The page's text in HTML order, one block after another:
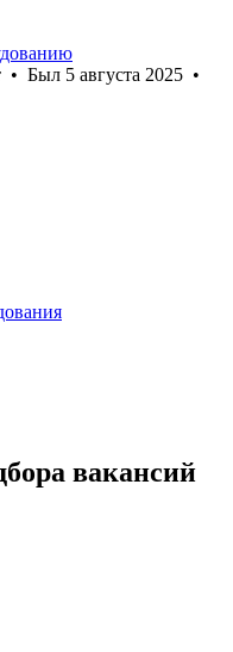
• Был 5 августа 2025 •
вакансий